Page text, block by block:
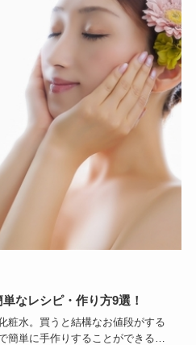
なレシピ・作り方9選！
粧水。買うと結構なお値段がする
簡単に手作りすることができるの